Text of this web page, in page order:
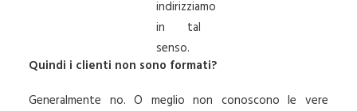
indirizziamo
in tal
senso.
Quindi i clienti non sono formati?
Generalmente no. O meglio non conoscono le vere